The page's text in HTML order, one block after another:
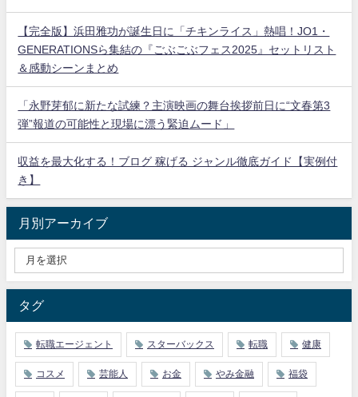
【完全版】浜田雅功が誕生日に「チキンライス」熱唱！JO1・
GENERATIONSら集結の『ごぶごぶフェス2025』セットリスト
＆感動シーンまとめ
「永野芽郁に新たな試練？主演映画の舞台挨拶前日に“文春第3
弾”報道の可能性と現場に漂う緊迫ムード」
収益を最大化する！ブログ 稼げる ジャンル徹底ガイド【実例付
き】
月別アーカイブ
タグ
転職エージェント スターバックス 転職 健康
コスメ 芸能人 お金 やみ金融 福袋